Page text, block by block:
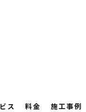
ス 料金 施工事例